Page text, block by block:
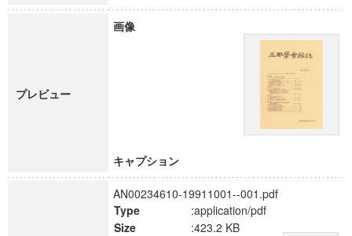
プレビュー
画像
キャプション
AN00234610-19911001--001.pdf
Type
:application/pdf
Size
:423.2 KB